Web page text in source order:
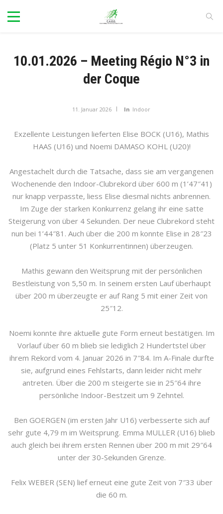
10.01.2026 – Meeting Régio N°3 in
der Coque
11. Januar 2026 In Indoor
Exzellente Leistungen lieferten Elise BOCK (U16), Mathis
HAAS (U16) und Noemi DAMASO KOHL (U20)!
Angestachelt durch die Tatsache, dass sie am vergangenen
Wochenende den Indoor-Clubrekord über 600 m (1’47″41)
nur knapp verpasste, liess Elise diesmal nichts anbrennen.
Im Zuge der starken Konkurrenz gelang ihr eine satte
Steigerung von über 4 Sekunden. Der neue Clubrekord steht
nun bei 1’44″81. Auch über die 200 m konnte Elise in 28″23
(Platz 5 unter 51 Konkurrentinnen) überzeugen.
Mathis gewann den Weitsprung mit der persönlichen
Bestleistung von 5,50 m. In seinem ersten Lauf überhaupt
über 200 m überzeugte er auf Rang 5 mit einer Zeit von
25″12.
Noemi konnte ihre aktuelle gute Form erneut bestätigen. Im
Vorlauf über 60 m blieb sie lediglich 2 Hundertstel über
ihrem Rekord vom 4. Januar 2026 in 7″84. Im A-Finale durfte
sie, aufgrund eines Fehlstarts, dann leider nicht mehr
antreten. Über die 200 m steigerte sie in 25″64 ihre
persönliche Indoor-Bestzeit um 9 Zehntel.
Ben GOERGEN (im ersten Jahr U16) verbesserte sich auf
sehr gute 4,79 m im Weitsprung. Emma MULLER (U16) blieb
auch gleich bei ihrem ersten Rennen über 200 m mit 29″64
unter der 30-Sekunden Grenze.
Felix WEBER (SEN) lief erneut eine gute Zeit von 7″33 über
die 60 m.